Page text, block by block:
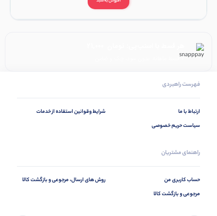
۴ قسط ماهانه. بدون سود، چک و ضامن.
فهرست راهبردی
ارتباط با ما
سیاست حریم خصوصی
شرایط وقوانین استفاده از خدمات
راهنمای مشتریان
حساب کاربری من
مرجوعی و بازگشت کالا
روش های ارسال، مرجوعی و بازگشت کالا